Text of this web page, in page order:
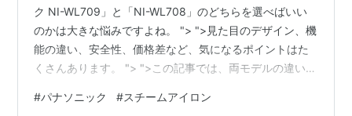
ク NI-WL709」と「NI-WL708」のどちらを選べばいい
のかは大きな悩みですよね。 "> ">見た目のデザイン、機
能の違い、安全性、価格差など、気になるポイントはた
くさんあります。 "> ">この記事では、両モデルの違いを
りやすく解説します。 "> アイロンは毎日の家事に欠かせ
#パナソニック #スチームアイロン